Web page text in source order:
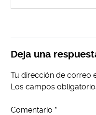
Deja una
Tu dirección de correo
Los campos
Comentario *